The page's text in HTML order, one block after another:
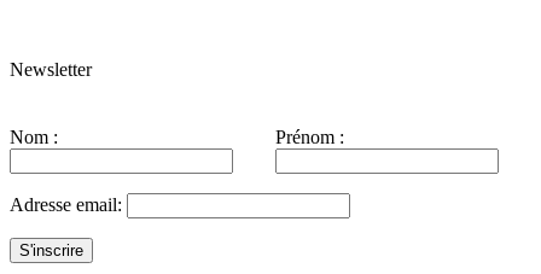
Newsletter
Nom : Prénom :
Adresse email: